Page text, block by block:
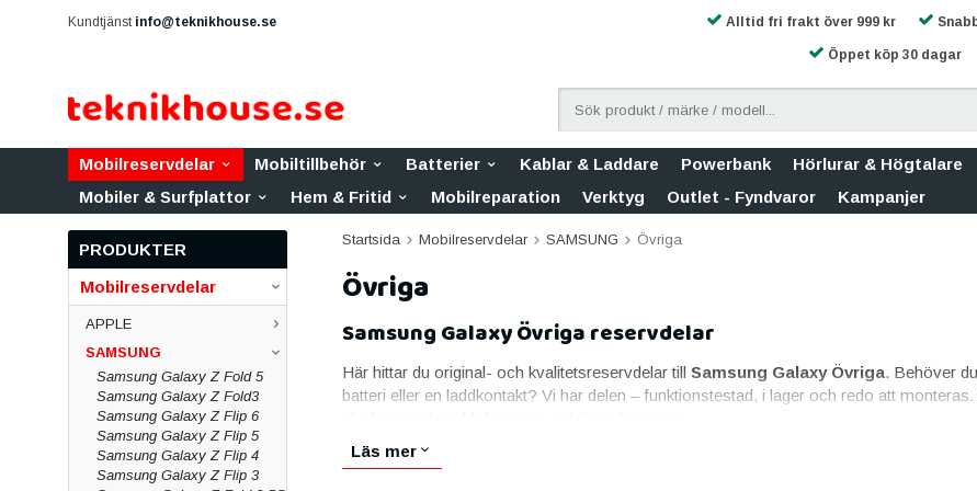
Kundtjänst info@teknikhouse.se Alltid fri frakt över 999 kr
Öppet köp 30 dagar
Mobilreservdelar Mobiltillbehör Batterier Kablar & Laddare Powerbank Hörlurar & Högtalare
Mobiler & Surfplattor
Hem & Fritid Mobilreparation Verktyg Outlet - Fyndvaror Kampanjer
PRODUKTER
Mobilreservdelar
APPLE
SAMSUNG
Samsung Galaxy Z Fold 5
Samsung Galaxy Z Fold3
Samsung Galaxy Z Flip 6
Samsung Galaxy Z Flip 5
Samsung Galaxy Z Flip 4
Samsung Galaxy Z Flip 3
Startsida Mobilreservdelar SAMSUNG Övriga
Övriga
Samsung Galaxy Övriga reservdelar
Här hittar du original- och kvalitetsreservdelar till Samsung Galaxy Övriga. Behöver
batteri eller en laddkontakt? Vi har delen – funktionstestad, i lager och redo att
Skärmar till Samsung Galaxy Övriga
Läs mer